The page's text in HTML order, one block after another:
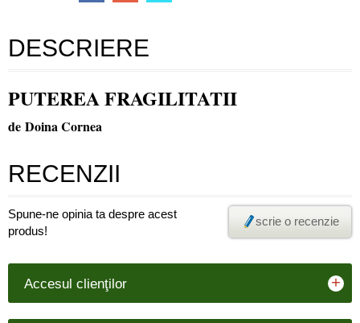
DESCRIERE
PUTEREA FRAGILITATII
de Doina Cornea
RECENZII
Spune-ne opinia ta despre acest
produs!
scrie o recenzie
Accesul clienţilor +